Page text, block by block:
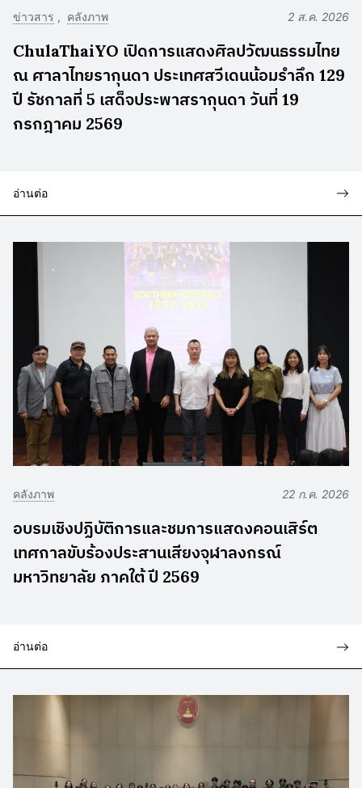
ข่าวสาร คลังภาพ 2 ส.ค. 2026
ChulaThaiYO เปิดการแสดงศิลปวัฒนธรรมไทย
ณ ศาลาไทยรากุนดา ประเทศสวีเดนน้อมรำลึก 129
ปี รัชกาลที่ 5 เสด็จประพาสรากุนดา วันที่ 19
กรกฎาคม 2569
อ่านต่อ
คลังภาพ 22 ก.ค. 2026
อบรมเชิงปฏิบัติการและชมการแสดงคอนเสิร์ต
เทศกาลขับร้องประสานเสียงจุฬาลงกรณ์
มหาวิทยาลัย ภาคใต้ ปี 2569
อ่านต่อ